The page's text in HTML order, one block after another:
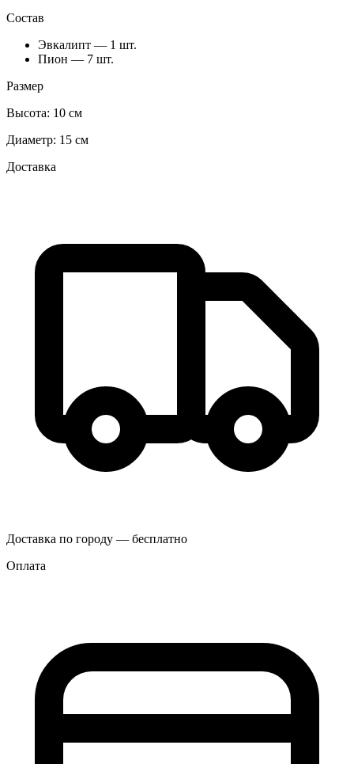
Состав
Эвкалипт — 1 шт.
Пион — 7 шт.
Размер
Высота: 10 см
Диаметр: 15 см
Доставка
Доставка по городу — бесплатно
Оплата